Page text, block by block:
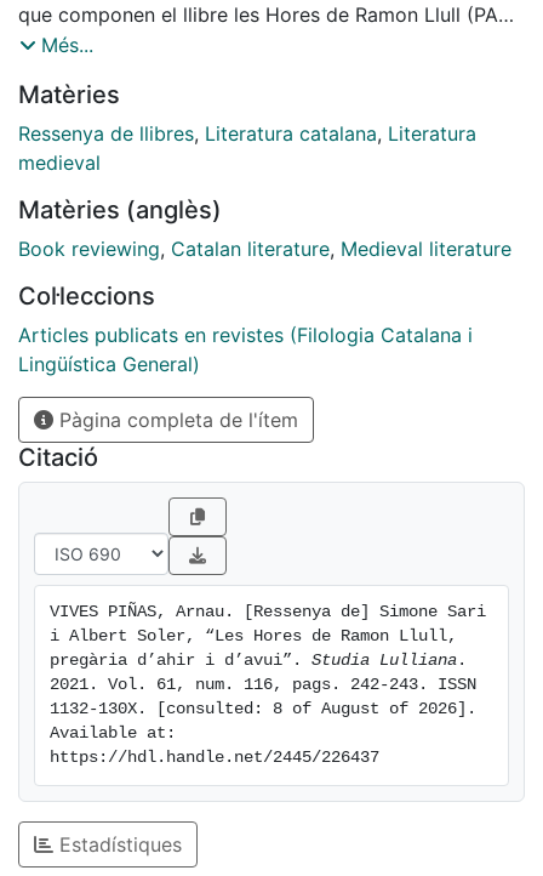
que componen el llibre les Hores de Ramon Llull (PAM,
2019, edició de S. Sari i A. Fernàndez Clot) i també el
lul·lià, un llibre d’hores que pot ser vàlid per als creients
d’avui.
Més...
Matèries
Ressenya de llibres, Literatura catalana, Literatura
medieval
Matèries (anglès)
Book reviewing, Catalan literature, Medieval literature
Col·leccions
Articles publicats en revistes (Filologia Catalana i
Lingüística General)
Pàgina completa de l'ítem
Citació
VIVES PIÑAS, Arnau. [Ressenya de] Simone Sari
i Albert Soler, “Les Hores de Ramon Llull,
pregària d’ahir i d’avui”. Studia Lulliana .
2021. Vol. 61, num. 116, pags. 242-243. ISSN
1132-130X. [consulted: 8 of August of 2026].
Available at:
https://hdl.handle.net/2445/226437
Estadístiques